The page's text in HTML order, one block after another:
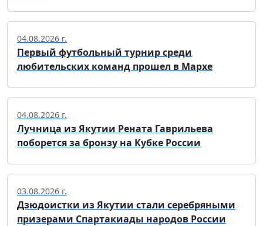
04.08.2026 г.
Первый футбольный турнир среди
любительских команд прошел в Мархе
04.08.2026 г.
Лучница из Якутии Рената Гаврильева
поборется за бронзу на Кубке России
03.08.2026 г.
Дзюдоистки из Якутии стали серебряными
призерами Спартакиады народов России